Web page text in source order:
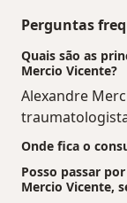
Perguntas
Quais são as
Mercio Vicente?
Alexandre
Onde fica o
Posso passar
Mercio Vicente,